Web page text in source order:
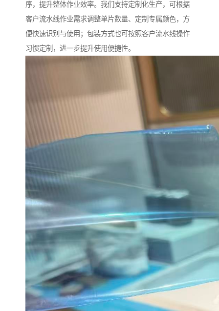
序，提升整体作业效率。我们支持定制化生产，可根据
客户流水线作业需求调整单片数量、定制专属颜色，方
便快速识别与使用；包装方式也可按照客户流水线操作
习惯定制，进一步提升使用便捷性。